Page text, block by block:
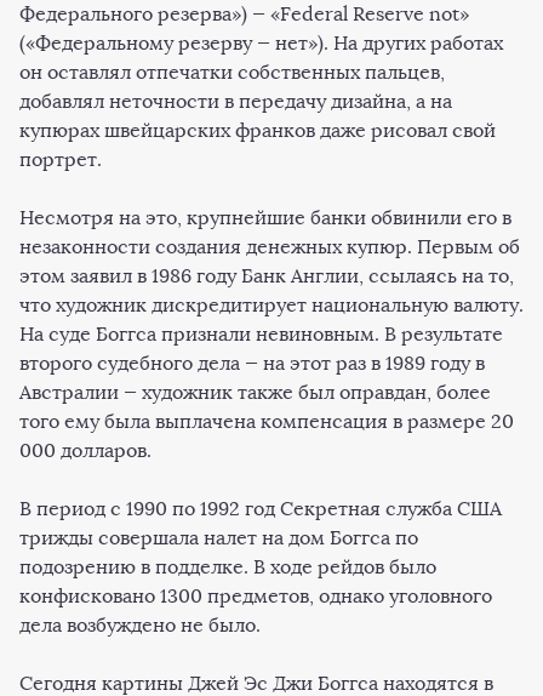
Федерального резерва») — «Federal Reserve not»
(«Федеральному резерву — нет»). На других работах
он оставлял отпечатки собственных пальцев,
добавлял неточности в передачу дизайна, а на
купюрах швейцарских франков даже рисовал свой
портрет.
Несмотря на это, крупнейшие банки обвинили его в
незаконности создания денежных купюр. Первым об
этом заявил в 1986 году Банк Англии, ссылаясь на то,
что художник дискредитирует национальную валюту.
На суде Боггса признали невиновным. В результате
второго судебного дела — на этот раз в 1989 году в
Австралии — художник также был оправдан, более
того ему была выплачена компенсация в размере 20
000 долларов.
В период с 1990 по 1992 год Секретная служба США
трижды совершала налет на дом Боггса по
подозрению в подделке. В ходе рейдов было
конфисковано 1300 предметов, однако уголовного
дела возбуждено не было.
Сегодня картины Джей Эс Джи Боггса находятся в